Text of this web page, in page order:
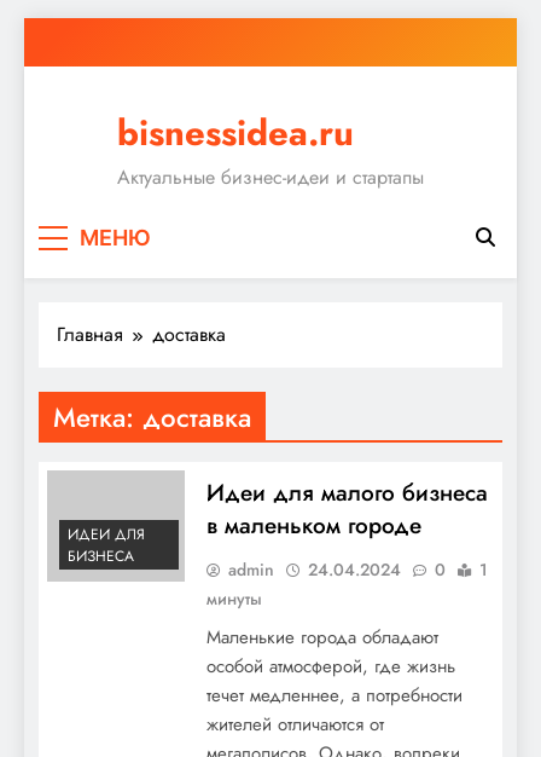
к
bisnessidea.ru
Актуальные бизнес-идеи и стартапы
МЕНЮ
Главная доставка
Метка: доставка
ИДЕИ ДЛЯ
БИЗНЕСА
Идеи для малого бизнеса
в маленьком городе
admin 24.04.2024 0
1
минуты
Маленькие города обладают
особой атмосферой, где жизнь
течет медленнее, а потребности
жителей отличаются от